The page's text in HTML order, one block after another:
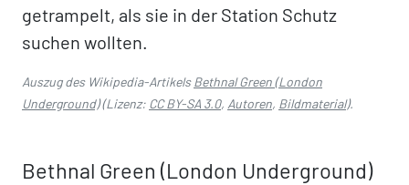
getrampelt, als sie in der Station Schutz
suchen wollten.
Auszug des Wikipedia-ArtikelsBethnal Green (London
Underground)(Lizenz: CC BY-SA 3.0, Autoren, Bildmaterial).
Bethnal Green (London Underground)